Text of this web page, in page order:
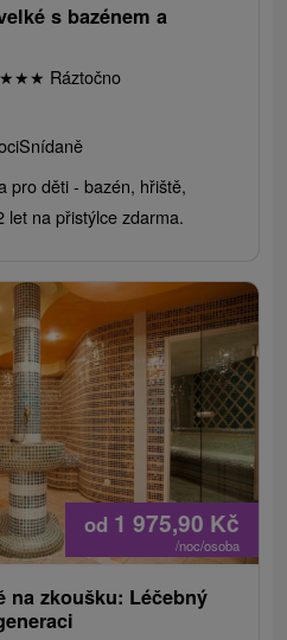
s bazénem a
★★★ Ráztočno
Snídaně
pro děti - bazén, hřiště,
let na přistýlce zdarma.
od 1 975,90 Kč
/noc/osoba
na zkoušku: Léčebný